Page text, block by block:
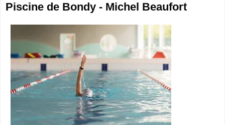
Piscine de Bondy - Michel Beaufort